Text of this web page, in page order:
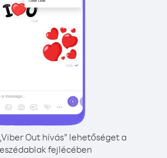
Out hívás” lehetőséget a
fejlécében